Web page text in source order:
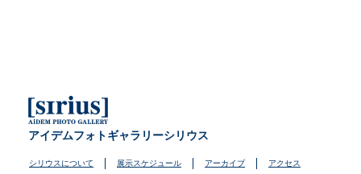
アイデムフォトギャラリーシリウス
シリウスについて 展示スケジュール アーカイブ アクセス